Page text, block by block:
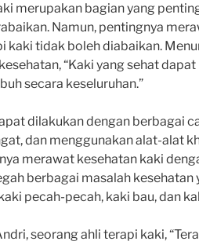
merupakan bagian yang
Namun, pentingnya
kaki tidak boleh diabaikan.
“Kaki yang sehat
secara keseluruhan.”
dilakukan dengan berbagai
dan menggunakan alat-alat
merawat kesehatan kaki
berbagai masalah kesehatan
pecah-pecah, kaki bau, dan
seorang ahli terapi kaki,